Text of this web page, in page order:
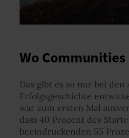
Wo
Das gibt es so nur bei
Erfolgsgeschichte
war zum ersten Mal
dass 40 Prozent des
beeindruckenden 55